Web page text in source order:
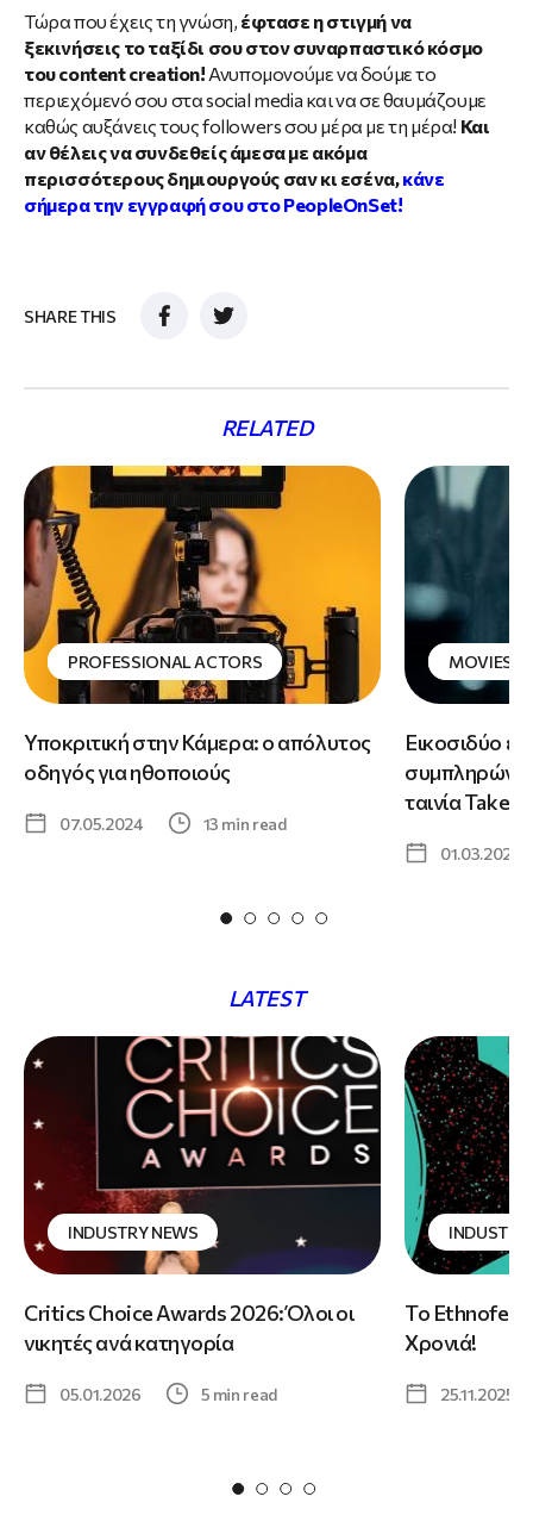
Τώρα που έχεις τη γνώση, έφτασε η στιγμή να
ξεκινήσεις το ταξίδι σου στον συναρπαστικό κόσμο
του content creation! Ανυπομονούμε να δούμε το
περιεχόμενό σου στα social media και να σε θαυμάζουμε
καθώς αυξάνεις τους followers σου μέρα με τη μέρα! Και
αν θέλεις να συνδεθείς άμεσα με ακόμα
περισσότερους δημιουργούς σαν κι εσένα,κάνε
σήμερα την εγγραφή σου στο PeopleOnSet!
SHARE THIS
RELATED
PROFESSIONAL ACTORS
Υποκριτική στην Κάμερα: ο απόλυτος
οδηγός για ηθοποιούς
07.05.2024 13 min read
MOVIES
Εικοσιδύο
ταινία Take a
01.03.2024
LATEST
INDUSTRY NEWS
Critics Choice Awards 2026: Όλοι οι
νικητές ανά κατηγορία
05.01.2026 5 min read
INDUSTRY
Το Ethnofest
Χρονιά!
25.11.2025